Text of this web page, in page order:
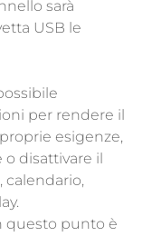
sarà
USB le
per rendere il
esigenze,
disattivare il
calendario,
questo punto è